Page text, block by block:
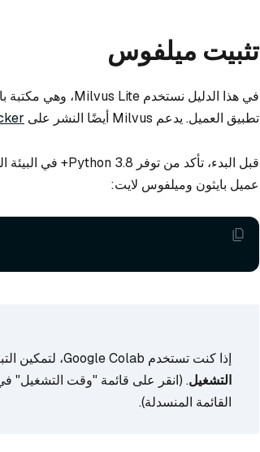
تثبيت ميلفوس
في هذا الدليل نستخدم Milvus Lite، وهي مكتبة بايثون مضمنة في
تطبيق العميل. يدعم Milvus أيضًا النشر على
قبل البدء، تأكد من توفر Python 3.8+ في البيئة المحلية. قم بتثبيت
عميل بايثون وميلفوس لايت:
إذا كنت تستخدم Google Colab، لتمكين التبعيات المثبتة للتو، قد تحتاج إلى
التشغيل. (انقر على قائمة "وقت التشغيل"
القائمة المنسدلة).